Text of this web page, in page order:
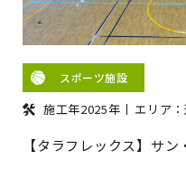
スポーツ施設
施工年2025年 エリア
【タラフレックス】サ